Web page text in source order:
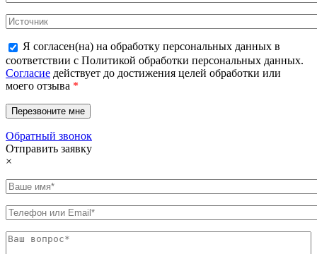
Я согласен(на) на обработку персональных данных в
соответствии с Политикой обработки персональных данных.
Согласие действует до достижения целей обработки или
моего отзыва *
Обратный звонок
Отправить заявку
×